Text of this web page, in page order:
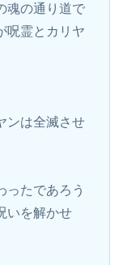
魂の通り道で
呪霊とカリヤ
ンは全滅させ
ったであろう
いを解かせ